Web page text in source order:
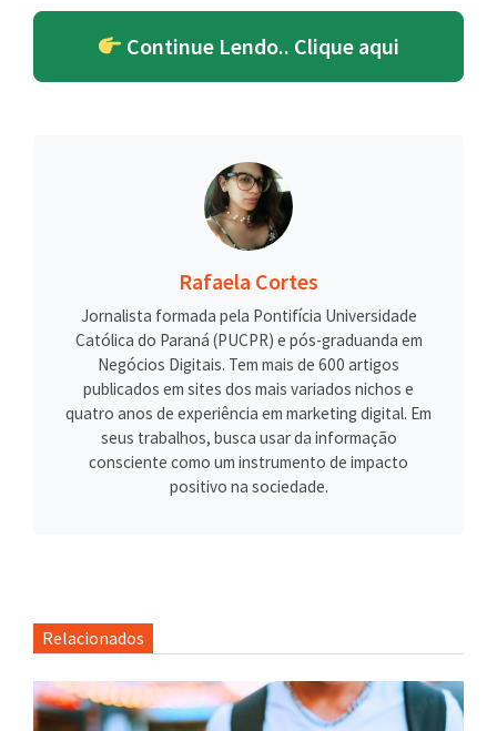
Continue Lendo.. Clique aqui
Rafaela Cortes
Jornalista formada pela Pontifícia Universidade
Católica do Paraná (PUCPR) e pós-graduanda em
Negócios Digitais. Tem mais de 600 artigos
publicados em sites dos mais variados nichos e
quatro anos de experiência em marketing digital. Em
seus trabalhos, busca usar da informação
consciente como um instrumento de impacto
positivo na sociedade.
Relacionados